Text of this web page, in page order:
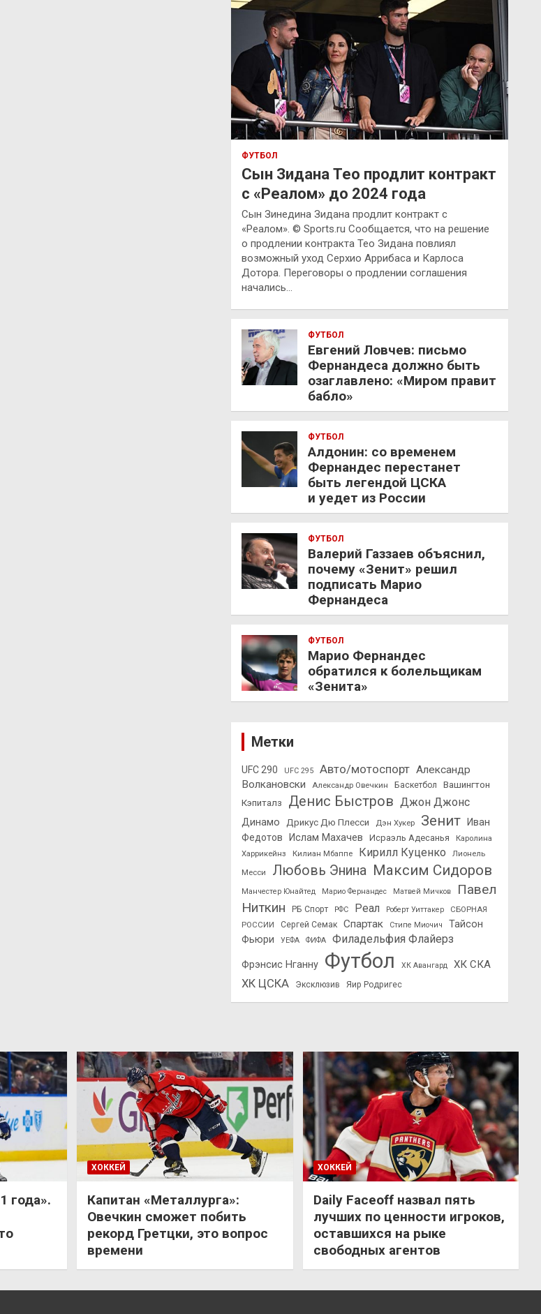
ФУТБОЛ
Сын Зидана Тео продлит контракт
с «Реалом» до 2024 года
Сын Зинедина Зидана продлит контракт с
«Реалом». © Sports.ru Сообщается, что на решение
о продлении контракта Тео Зидана повлиял
возможный уход Серхио Аррибаса и Карлоса
Дотора. Переговоры о продлении соглашения
начались…
ФУТБОЛ
Евгений Ловчев: письмо
Фернандеса должно быть
озаглавлено: «Миром правит
бабло»
ФУТБОЛ
Алдонин: со временем
Фернандес перестанет
быть легендой ЦСКА
и уедет из России
ФУТБОЛ
Валерий Газзаев объяснил,
почему «Зенит» решил
подписать Марио
Фернандеса
ФУТБОЛ
Марио Фернандес
обратился к болельщикам
«Зенита»
Метки
UFC 290 UFC 295 Авто/мотоспорт Александр
Волкановски
Александр Овечкин Баскетбол
Вашингтон
Кэпиталз
Денис Быстров Джон Джонс
Динамо Дрикус Дю Плесси Дэн Хукер Зенит
Иван
Федотов
Ислам Махачев Исраэль Адесанья
Каролина
Харрикейнз
Килиан Мбаппе Кирилл Куценко
Лионель
Месси
Любовь Энина Максим Сидоров
Манчестер Юнайтед Марио Фернандес Матвей Мичков
Павел
Ниткин
РБ Спорт РФС Реал Роберт Уиттакер
СБОРНАЯ
РОССИИ
Сергей Семак Спартак Стипе Миочич
Тайсон
Фьюри
УЕФА ФИФА Филадельфия Флайерз
Фрэнсис Нганну Футбол ХК Авангард ХК СКА
ХК ЦСКА Эксклюзив Яир Родригес
года».
ХОККЕЙ
Капитан «Металлурга»:
Овечкин сможет побить
рекорд Гретцки, это вопрос
времени
ХОККЕЙ
Daily Faceoff назвал пять
лучших по ценности игроков,
оставшихся на рыке
свободных агентов